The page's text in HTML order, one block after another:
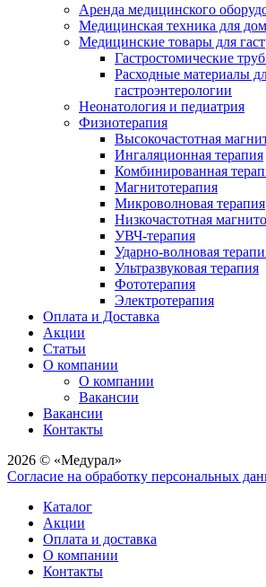
Аренда медицинского
Медицинская техника для
Медицинские товары для
Гастростомические
Расходные материалы
гастроэнтерологии
Неонатология и педиатрия
Физиотерапия
Высокочастотная
Ингаляционная терапия
Комбинированная
Магнитотерапия
Микроволновая терапия
Низкочастотная
УВЧ-терапия
Ударно-волновая
Ультразвуковая терапия
Фототерапия
Электротерапия
Оплата и Доставка
Акции
Статьи
О компании
О компании
Вакансии
Вакансии
Контакты
2026 © «Медурал»
Согласие на обработку персональных
Каталог
Акции
Оплата и доставка
О компании
Контакты